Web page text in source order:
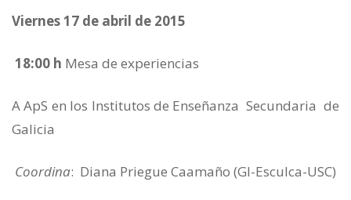
Viernes 17 de abril de 2015
18:00 h Mesa de experiencias
A ApS en los Institutos de Enseñanza Secundaria de
Galicia
Coordina: Diana Priegue Caamaño (GI-Esculca-USC)